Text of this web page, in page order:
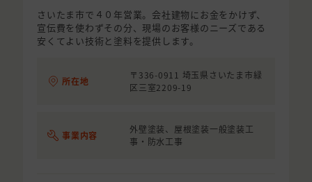
さいたま市で４０年営業。会社建物にお金をかけず、
宣伝費を使わずその分、現場のお客様のニーズである
安くてよい技術と塗料を提供します。
所在地
〒336-0911 埼玉県さいたま市緑
区三室2209-19
事業内容
外壁塗装、屋根塗装一般塗装工
事・防水工事